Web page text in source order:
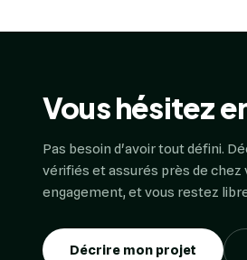
Vous hésitez
Pas besoin d'avoir tout défini.
vérifiés et assurés près de
engagement, et vous restez
Décrire mon projet